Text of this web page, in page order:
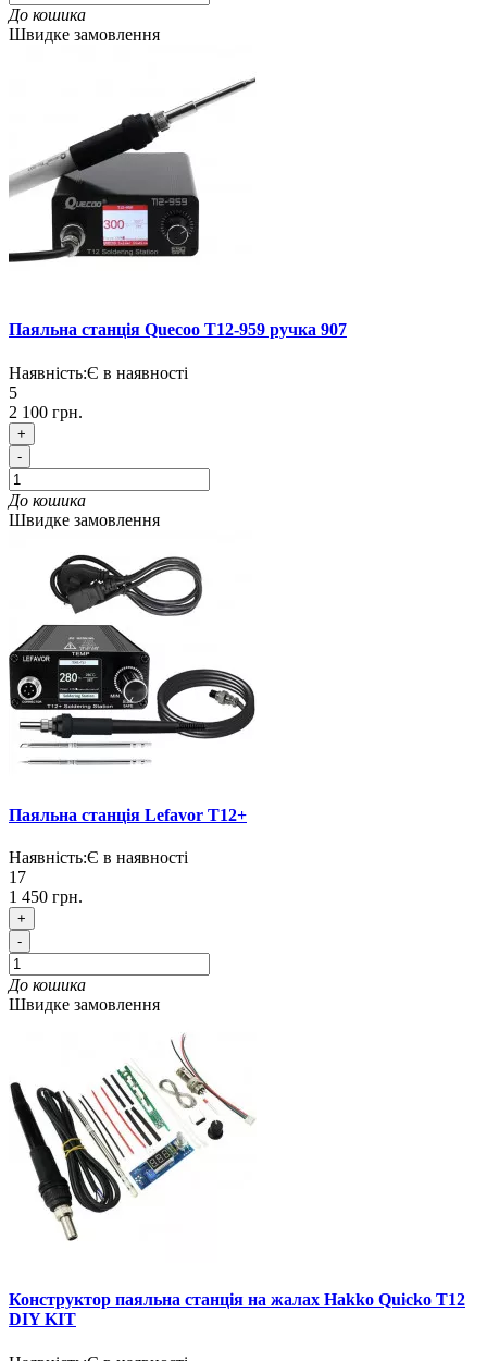
До кошика
Швидке замовлення
Паяльна станція Quecoo T12-959 ручка 907
Наявність:Є в наявності
5
2 100 грн.
+
-
До кошика
Швидке замовлення
Паяльна станція Lefavor T12+
Наявність:Є в наявності
17
1 450 грн.
+
-
До кошика
Швидке замовлення
Конструктор паяльна станція на жалах Hakko Quicko T12
DIY KIT